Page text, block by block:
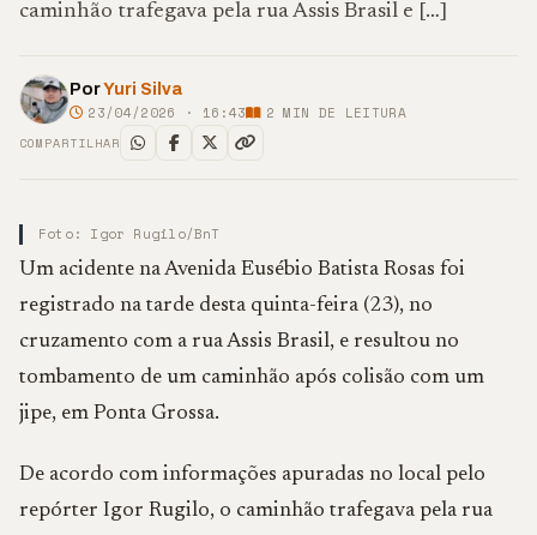
caminhão trafegava pela rua Assis Brasil e […]
PorYuri Silva
23/04/2026 · 16:43 2 MIN DE LEITURA
COMPARTILHAR
Foto: Igor Rugilo/BnT
Um acidente na Avenida Eusébio Batista Rosas foi
registrado na tarde desta quinta-feira (23), no
cruzamento com a rua Assis Brasil, e resultou no
tombamento de um caminhão após colisão com um
jipe, em Ponta Grossa.
De acordo com informações apuradas no local pelo
repórter Igor Rugilo, o caminhão trafegava pela rua